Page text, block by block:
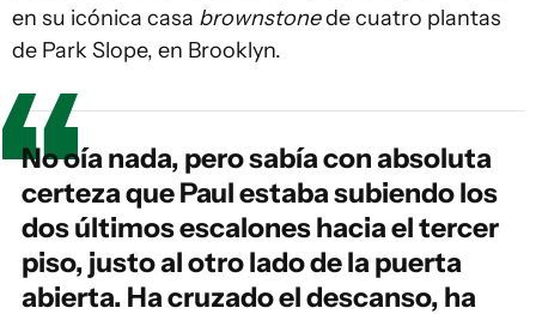
en su icónica casa brownstonede cuatro plantas
de Park Slope, en Brooklyn.
No oía nada, pero sabía con absoluta
certeza que Paul estaba subiendo los
dos últimos escalones hacia el tercer
piso, justo al otro lado de la puerta
abierta. Ha cruzado el descanso, ha